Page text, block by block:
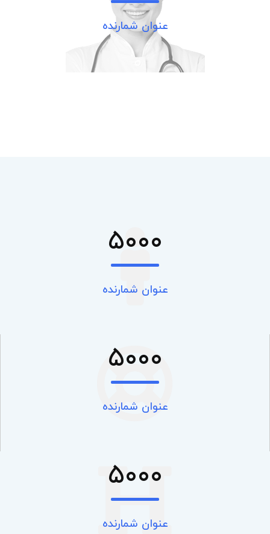
عنوان شمارنده
5000
عنوان شمارنده
5000
عنوان شمارنده
5000
عنوان شمارنده